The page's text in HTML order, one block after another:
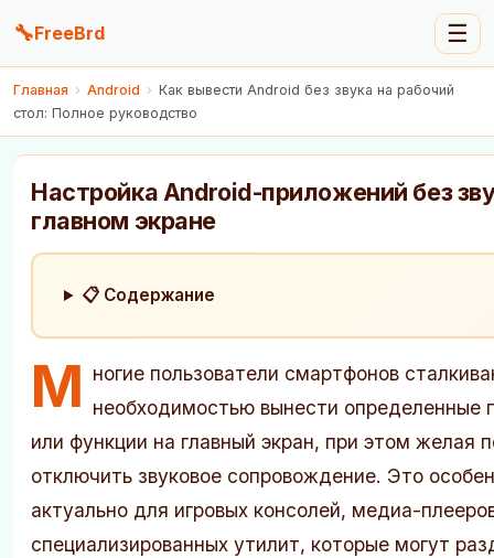
🔧FreeBrd ☰
Главная › Android › Как вывести Android без звука на рабочий
стол: Полное руководство
Настройка Android-приложений без
главном экране
📋 Содержание
М ногие пользователи смартфонов
необходимостью вынести определенные
или функции на главный экран, при этом желая
отключить звуковое сопровождение. Это
актуально для игровых консолей, медиа-
специализированных утилит, которые могут